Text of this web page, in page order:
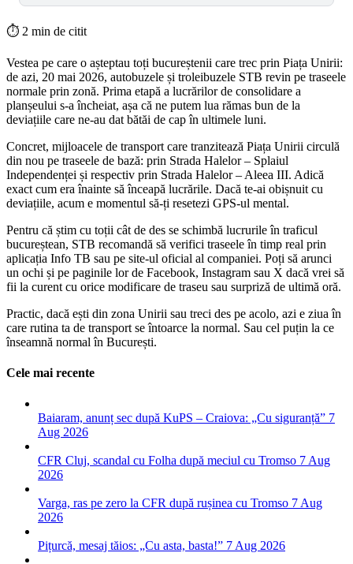
⏱ 2 min de citit
Vestea pe care o așteptau toți bucureștenii care trec prin Piața Unirii:
de azi, 20 mai 2026, autobuzele și troleibuzele STB revin pe traseele
normale prin zonă. Prima etapă a lucrărilor de consolidare a
planșeului s-a încheiat, așa că ne putem lua rămas bun de la
deviațiile care ne-au dat bătăi de cap în ultimele luni.
Concret, mijloacele de transport care tranzitează Piața Unirii circulă
din nou pe traseele de bază: prin Strada Halelor – Splaiul
Independenței și respectiv prin Strada Halelor – Aleea III. Adică
exact cum era înainte să înceapă lucrările. Dacă te-ai obișnuit cu
deviațiile, acum e momentul să-ți resetezi GPS-ul mental.
Pentru că știm cu toții cât de des se schimbă lucrurile în traficul
bucureștean, STB recomandă să verifici traseele în timp real prin
aplicația Info TB sau pe site-ul oficial al companiei. Poți să arunci
un ochi și pe paginile lor de Facebook, Instagram sau X dacă vrei să
fii la curent cu orice modificare de traseu sau surpriză de ultimă oră.
Practic, dacă ești din zona Unirii sau treci des pe acolo, azi e ziua în
care rutina ta de transport se întoarce la normal. Sau cel puțin la ce
înseamnă normal în București.
Cele mai recente
Baiaram, anunț sec după KuPS – Craiova: „Cu siguranță” 7
Aug 2026
CFR Cluj, scandal cu Folha după meciul cu Tromso 7 Aug
2026
Varga, ras pe zero la CFR după rușinea cu Tromso 7 Aug
2026
Pițurcă, mesaj tăios: „Cu asta, basta!” 7 Aug 2026